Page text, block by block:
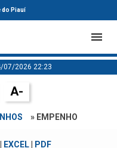
do Piauí
07/2026 22:23
A-
» EMPENHO
EXCEL| PDF